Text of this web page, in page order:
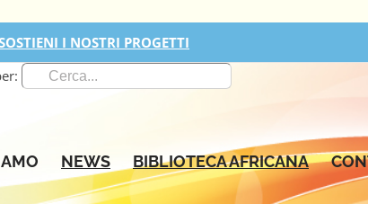
I NOSTRI PROGETTI
NEWS BIBLIOTECA AFRICANA